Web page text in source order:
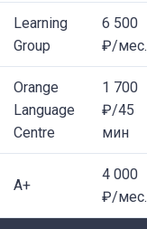
Learning
Group
6 500
₽/мес.
Orange
Language
Centre
1 700
₽/45
мин
А+
4 000
₽/мес.